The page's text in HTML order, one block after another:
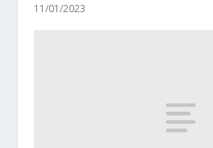
11/01/2023